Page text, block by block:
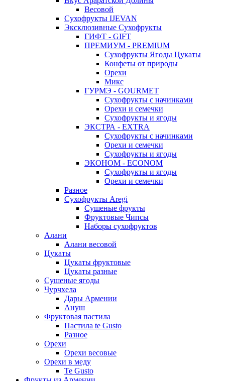
Весовой
Сухофрукты IJEVAN
Эксклюзивные Сухофрукты
ГИФТ - GIFT
ПРЕМИУМ - PREMIUM
Сухофрукты Ягоды Цукаты
Конфеты от природы
Орехи
Микс
ГУРМЭ - GOURMET
Сухофрукты с начинками
Орехи и семечки
Сухофрукты и ягоды
ЭКСТРА - EXTRA
Сухофрукты с начинками
Орехи и семечки
Сухофрукты и ягоды
ЭКОНОМ - ECONOM
Сухофрукты и ягоды
Орехи и семечки
Разное
Сухофрукты Aregi
Сушеные фрукты
Фруктовые Чипсы
Наборы сухофруктов
Алани
Алани весовой
Цукаты
Цукаты фруктовые
Цукаты разные
Сушеные ягоды
Чурчхела
Дары Армении
Ануш
Фруктовая пастила
Пастила te Gusto
Разное
Орехи
Орехи весовые
Орехи в меду
Te Gusto